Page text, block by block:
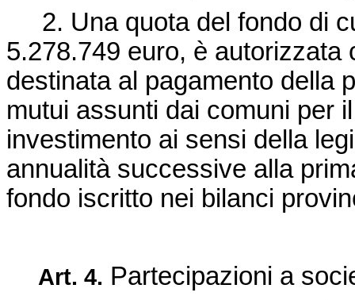
2. Una quota del fondo di
5.278.749 euro, è autorizzata
destinata al pagamento della
mutui assunti dai comuni per
investimento ai sensi della
annualità successive alla
fondo iscritto nei bilanci
Art. 4. Partecipazioni a